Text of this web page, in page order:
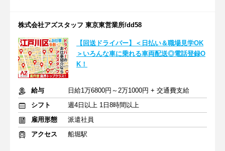
株式会社アズスタッフ 東京東営業所/dd58
【回送ドライバー】＜日払い＆職場見学OK
＞いろんな車に乗れる車両配送◎電話登録O
K！
給与
日給1万6800円～2万1000円 + 交通費支給
シフト
週4日以上 1日8時間以上
雇用形態
派遣社員
アクセス
船堀駅